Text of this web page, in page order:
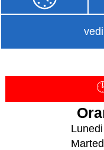
Lunedi